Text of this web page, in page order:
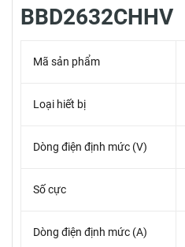
BBD2632CHHV
Mã sản phẩm
Loại hiết bị
Dòng điện định mức (V)
Số cực
Dòng điện định mức (A)